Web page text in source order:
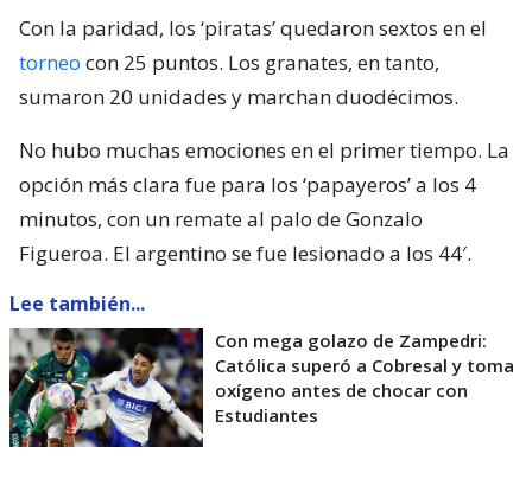
Con la paridad, los ‘piratas’ quedaron sextos en el
torneo con 25 puntos. Los granates, en tanto,
sumaron 20 unidades y marchan duodécimos.
No hubo muchas emociones en el primer tiempo. La
opción más clara fue para los ‘papayeros’ a los 4
minutos, con un remate al palo de Gonzalo
Figueroa. El argentino se fue lesionado a los 44′.
Lee también...
Con mega golazo de Zampedri:
Católica superó a Cobresal y toma
oxígeno antes de chocar con
Estudiantes